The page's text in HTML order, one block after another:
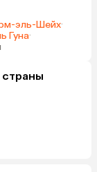
эль-Шейх·
Гуна·
страны